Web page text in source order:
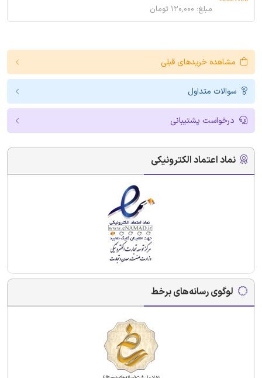
مبلغ: ۱۲۰,۰۰۰ تومان
مشاهده خریدهای قبلی
سوالات متداول
درخواست پشتیبانی
نماد اعتماد الکترونیکی
لوگوی رسانه‌های برخط